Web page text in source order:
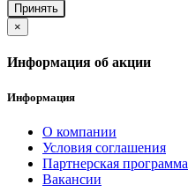
Принять
×
Информация об акции
Информация
О компании
Условия соглашения
Партнерская программа
Вакансии